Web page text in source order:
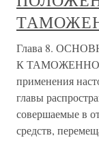
Глава 8.
К
применения
главы
совершаемые в
средств,